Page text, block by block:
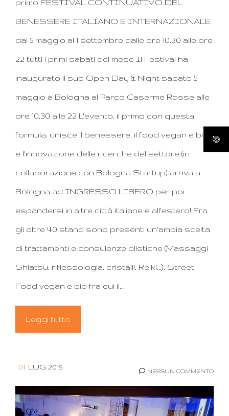
primo FESTIVAL CONTINUATIVO DEL
BENESSERE ITALIANO E INTERNAZIONALE
dal 5 maggio al 1 settembre dalle ore 10,30 alle ore
22 tutti i primi sabati del mese Il Festival ha
inaugurato il suo Open Day & Night sabato 5
maggio a Bologna al Parco Caserme Rosse alle
ore 10,30 alle 22 L'evento, il primo con questa
formula, unisce il benessere, il food vegan e bio
e l'innovazione delle ricerche del settore (in
collaborazione con Bologna Startup) arriva a
Bologna ad INGRESSO LIBERO per poi
espandersi in altre città italiane e all'estero! Fra
gli oltre 40 stand sono presenti un'ampia scelta
di trattamenti e consulenze olistiche (Massaggi
Shiatsu, riflessologia, cristalli, Reiki...), Street
Food vegan e bio fra cui il…
Leggi tutto
01 LUG 2015 NESSUN COMMENTO